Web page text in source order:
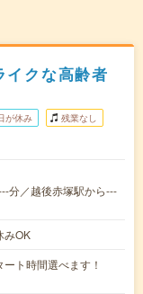
イクな高齢者
が休み 残業なし
分／越後赤塚駅から---
OK
ト時間選べます！